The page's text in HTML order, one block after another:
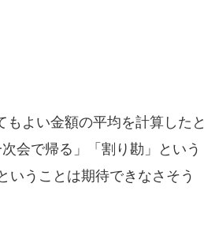
よい金額の平均を計算したと
会で帰る」「割り勘」という
いうことは期待できなさそう